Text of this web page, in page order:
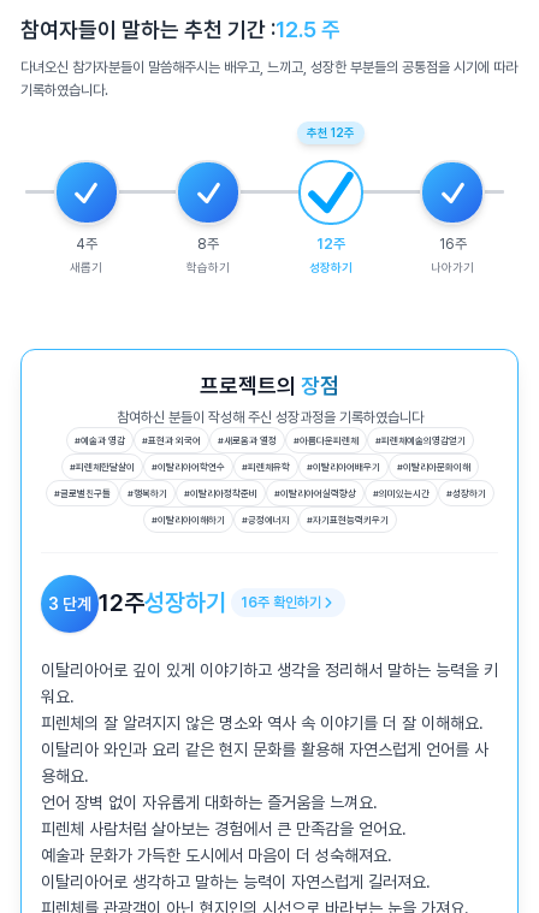
참여자들이 말하는 추천 기간 :12.5주
다녀오신 참가자분들이 말씀해주시는 배우고, 느끼고, 성장한 부분들의 공통점을 시기에 따라
기록하였습니다.
4주
새롭기
8주
학습하기
추천 12주
12주
성장하기
16주
나아가기
프로젝트의 장점
참여하신 분들이 작성해 주신 성장과정을 기록하였습니다
#예술과 영감 #표현과 외국어 #새로움과 열정 #아름다운피렌체 #피렌체예술의영감얻기
#피렌체한달살이 #이탈리아어학연수 #피렌체유학 #이탈리아어배우기 #이탈리아문화이해
#글로벌친구들 #행복하기 #이탈리아정착준비 #이탈리아어실력향상 #의미있는시간 #성장하기
#이탈리아이해하기 #긍정에너지 #자기표현능력키우기
3 단계 12주성장하기 16주 확인하기
이탈리아어로 깊이 있게 이야기하고 생각을 정리해서 말하는 능력을 키
워요.
피렌체의 잘 알려지지 않은 명소와 역사 속 이야기를 더 잘 이해해요.
이탈리아 와인과 요리 같은 현지 문화를 활용해 자연스럽게 언어를 사
용해요.
언어 장벽 없이 자유롭게 대화하는 즐거움을 느껴요.
피렌체 사람처럼 살아보는 경험에서 큰 만족감을 얻어요.
예술과 문화가 가득한 도시에서 마음이 더 성숙해져요.
이탈리아어로 생각하고 말하는 능력이 자연스럽게 길러져요.
피렌체를 관광객이 아닌 현지인의 시선으로 바라보는 눈을 가져요.